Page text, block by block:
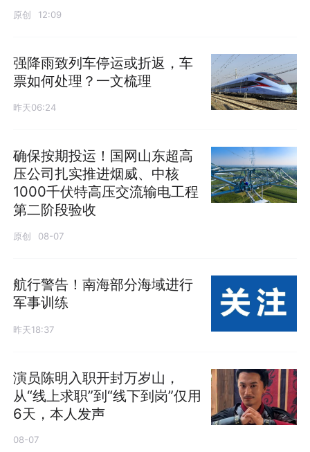
原创 12:09
强降雨致列车停运或折返，车
票如何处理？一文梳理
昨天06:24
确保按期投运！国网山东超高
压公司扎实推进烟威、中核
1000千伏特高压交流输电工程
第二阶段验收
原创 08-07
航行警告！南海部分海域进行
军事训练
昨天18:37
演员陈明入职开封万岁山，
从“线上求职”到“线下到岗”仅用
6天，本人发声
08-07